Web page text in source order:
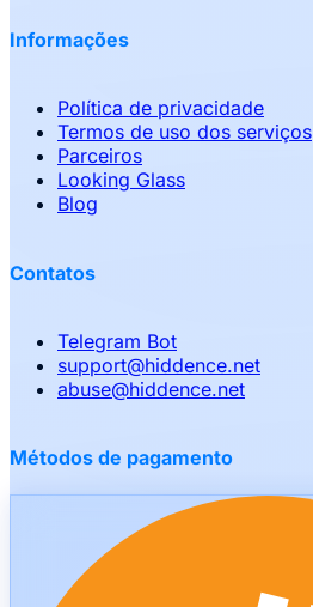
Informações
Política de privacidade
Termos de uso dos serviços
Parceiros
Looking Glass
Blog
Contatos
Telegram Bot
support@hiddence.net
abuse@hiddence.net
Métodos de pagamento